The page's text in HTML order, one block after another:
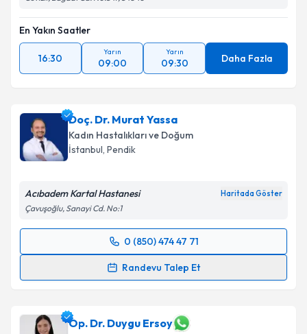
En Yakın Saatler
16:30
Yarın
09:00
Yarın
09:30 Daha Fazla
Doç. Dr. Murat Yassa
Kadın Hastalıkları ve Doğum
İstanbul, Pendik
Acıbadem Kartal Hastanesi Haritada Göster
Çavuşoğlu, Sanayi Cd. No:1
0 (850) 474 47 71
Randevu Talep Et
Randevu Takvimi Talebi
takvim hazırlandığında e-posta ile bilgilendireceğiz.
Op. Dr. Duygu Ersoy